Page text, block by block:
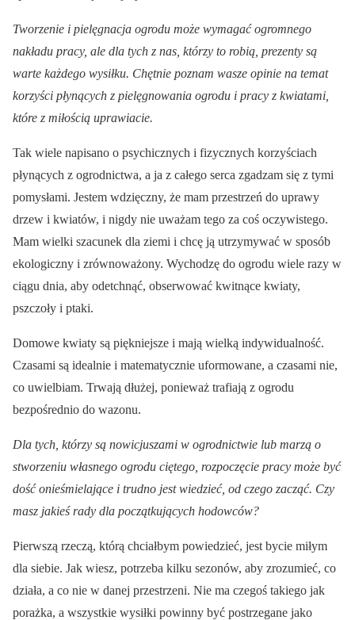
Tworzenie i pielęgnacja ogrodu może wymagać ogromnego
nakładu pracy, ale dla tych z nas, którzy to robią, prezenty są
warte każdego wysiłku. Chętnie poznam wasze opinie na temat
korzyści płynących z pielęgnowania ogrodu i pracy z kwiatami,
które z miłością uprawiacie.
Tak wiele napisano o psychicznych i fizycznych korzyściach
płynących z ogrodnictwa, a ja z całego serca zgadzam się z tymi
pomysłami. Jestem wdzięczny, że mam przestrzeń do uprawy
drzew i kwiatów, i nigdy nie uważam tego za coś oczywistego.
Mam wielki szacunek dla ziemi i chcę ją utrzymywać w sposób
ekologiczny i zrównoważony. Wychodzę do ogrodu wiele razy w
ciągu dnia, aby odetchnąć, obserwować kwitnące kwiaty,
pszczoły i ptaki.
Domowe kwiaty są piękniejsze i mają wielką indywidualność.
Czasami są idealnie i matematycznie uformowane, a czasami nie,
co uwielbiam. Trwają dłużej, ponieważ trafiają z ogrodu
bezpośrednio do wazonu.
Dla tych, którzy są nowicjuszami w ogrodnictwie lub marzą o
stworzeniu własnego ogrodu ciętego, rozpoczęcie pracy może być
dość onieśmielające i trudno jest wiedzieć, od czego zacząć. Czy
masz jakieś rady dla początkujących hodowców?
Pierwszą rzeczą, którą chciałbym powiedzieć, jest bycie miłym
dla siebie. Jak wiesz, potrzeba kilku sezonów, aby zrozumieć, co
działa, a co nie w danej przestrzeni. Nie ma czegoś takiego jak
porażka, a wszystkie wysiłki powinny być postrzegane jako